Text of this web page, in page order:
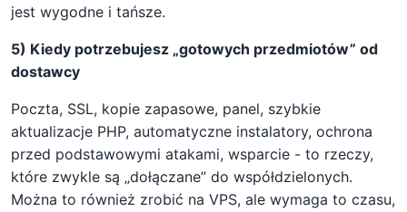
jest wygodne i tańsze.
5) Kiedy potrzebujesz „gotowych przedmiotów” od
dostawcy
Poczta, SSL, kopie zapasowe, panel, szybkie
aktualizacje PHP, automatyczne instalatory, ochrona
przed podstawowymi atakami, wsparcie - to rzeczy,
które zwykle są „dołączane” do współdzielonych.
Można to również zrobić na VPS, ale wymaga to czasu,